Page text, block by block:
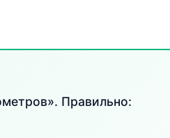
Правильно: